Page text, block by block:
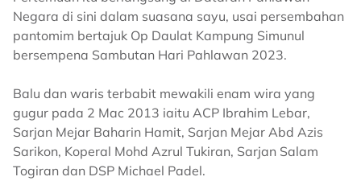
Negara di sini dalam suasana sayu, usai persembahan
pantomim bertajuk Op Daulat Kampung Simunul
bersempena Sambutan Hari Pahlawan 2023.
Balu dan waris terbabit mewakili enam wira yang
gugur pada 2 Mac 2013 iaitu ACP Ibrahim Lebar,
Sarjan Mejar Baharin Hamit, Sarjan Mejar Abd Azis
Sarikon, Koperal Mohd Azrul Tukiran, Sarjan Salam
Togiran dan DSP Michael Padel.